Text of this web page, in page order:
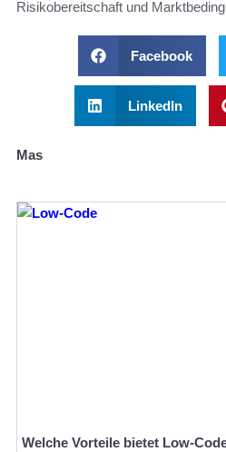
Risikobereitschaft und
Facebook
LinkedIn
Mas
Welche Vorteile bietet Low-